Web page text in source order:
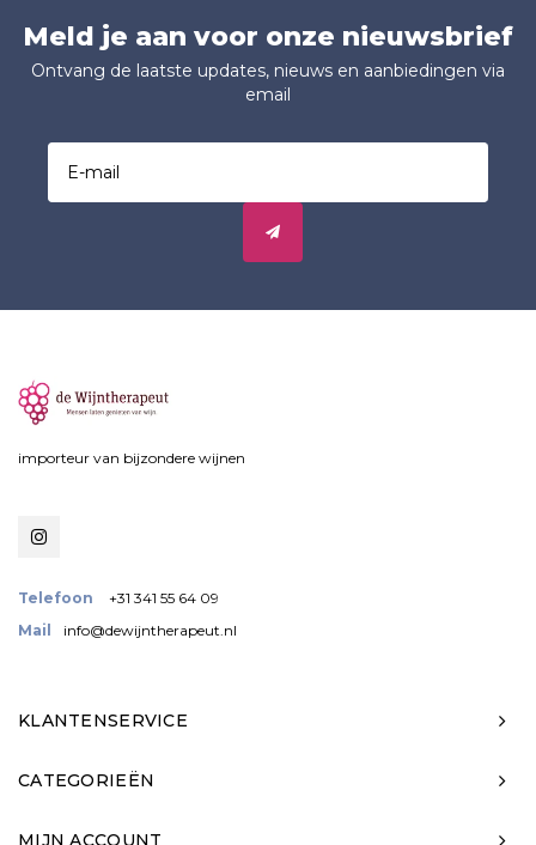
Meld je aan voor onze nieuwsbrief
Ontvang de laatste updates, nieuws en aanbiedingen via
email
importeur van bijzondere wijnen
Telefoon
+31 341 55 64 09
Mail
info@dewijntherapeut.nl
KLANTENSERVICE
CATEGORIEËN
MIJN ACCOUNT